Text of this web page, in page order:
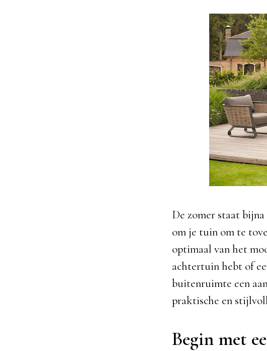
De zomer staat
om je tuin om te
optimaal van het
achtertuin hebt of
buitenruimte een
praktische en
Begin met